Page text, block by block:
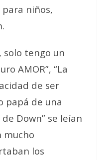
niños,
solo tengo un
AMOR”, “La
de ser
papá de una
Down” se leían
mucho
los